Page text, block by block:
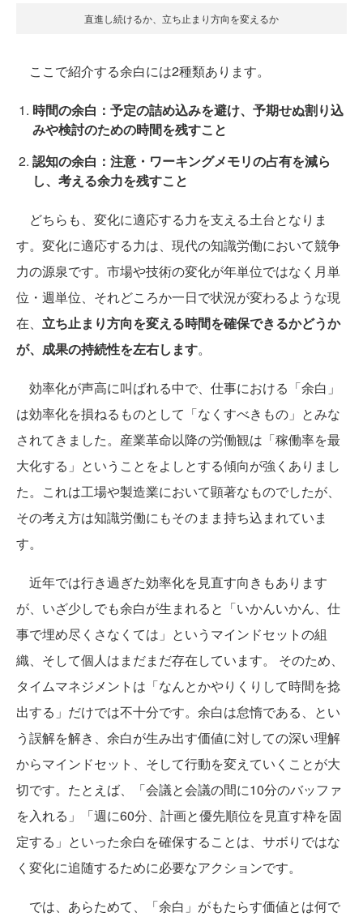
直進し続けるか、立ち止まり方向を変えるか
ここで紹介する余白には2種類あります。
時間の余白：予定の詰め込みを避け、予期せぬ割り込
みや検討のための時間を残すこと
認知の余白：注意・ワーキングメモリの占有を減ら
し、考える余力を残すこと
どちらも、変化に適応する力を支える土台となりま
す。変化に適応する力は、現代の知識労働において競争
力の源泉です。市場や技術の変化が年単位ではなく月単
位・週単位、それどころか一日で状況が変わるような現
在、 立ち止まり方向を変える時間を確保できるかどうか
が、成果の持続性を左右します。
効率化が声高に叫ばれる中で、仕事における「余白」
は効率化を損ねるものとして「なくすべきもの」とみな
されてきました。産業革命以降の労働観は「稼働率を最
大化する」ということをよしとする傾向が強くありまし
た。これは工場や製造業において顕著なものでしたが、
その考え方は知識労働にもそのまま持ち込まれていま
す。
近年では行き過ぎた効率化を見直す向きもあります
が、いざ少しでも余白が生まれると「いかんいかん、仕
事で埋め尽くさなくては」というマインドセットの組
織、そして個人はまだまだ存在しています。 そのため、
タイムマネジメントは「なんとかやりくりして時間を捻
出する」だけでは不十分です。余白は怠惰である、とい
う誤解を解き、余白が生み出す価値に対しての深い理解
からマインドセット、そして行動を変えていくことが大
切です。たとえば、「会議と会議の間に10分のバッファ
を入れる」「週に60分、計画と優先順位を見直す枠を固
定する」といった余白を確保することは、サボりではな
く変化に追随するために必要なアクションです。
では、あらためて、「余白」がもたらす価値とは何で